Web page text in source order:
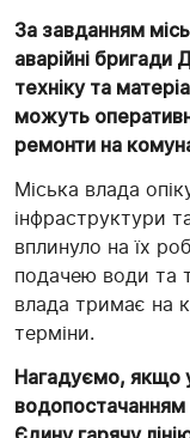
За завданням
аварійні
техніку та
можуть
ремонти на
Міська влада
інфраструктури
вплинуло на їх
подачею води та
влада тримає на
терміни.
Нагадуємо, якщо